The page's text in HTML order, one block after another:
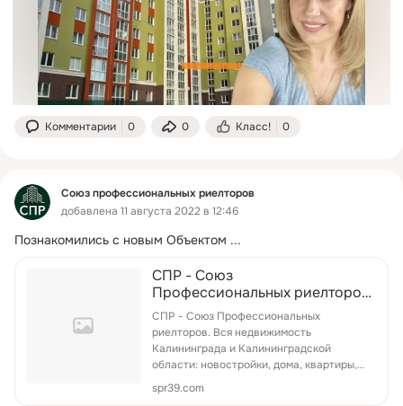
Комментарии 0 0 Класс! 0
Союз профессиональных риелторов
добавлена 11 августа 2022 в 12:46
Познакомились с новым Объектом ...
СПР - Союз
Профессиональных риелторов.
Вся недвижимость
Калининграда и
Калининградской области:
новостройки, дома, квартир...
СПР - Союз Профессиональных
риелторов. Вся недвижимость
Калининграда и Калининградской
области: новостройки, дома, квартиры,
оф...
spr39.com